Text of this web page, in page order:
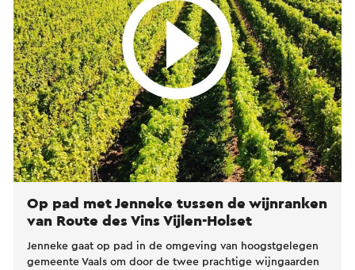
Op pad met Jenneke tussen de wijnranken
van Route des Vins Vijlen-Holset
Jenneke gaat op pad in de omgeving van hoogstgelegen
gemeente Vaals om door de twee prachtige wijngaarden